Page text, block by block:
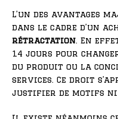
L’un des avantages
dans le cadre d’un
rétractation. En
14 jours pour
du produit ou la
services. Ce droit
justifier de motifs ni